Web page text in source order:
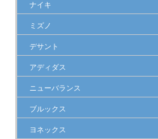
ナイキ
ミズノ
デサント
アディダス
ニューバランス
ブルックス
ヨネックス